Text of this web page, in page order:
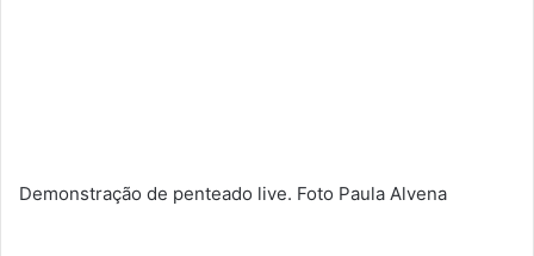
Demonstração de penteado live. Foto Paula Alvena